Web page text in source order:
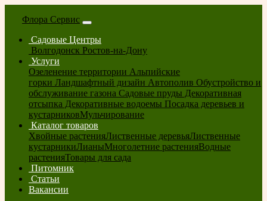
Флора Сервис
Садовые Центры
Волгодонск Ростов-на-Дону
Услуги
Озеленение территории Альпийские
горки Ландшафтный дизайн Автополив Обустройство и
обслуживание газона Садовые пруды Декоративная
отсыпка Декоративные водоемы Посадка деревьев и
кустарниковМульчирование
Каталог товаров
Хвойные растенияЛиственные деревьяЛиственные
кустарникиЛианыМноголетние растенияВодные
растенияТовары для сада
Питомник
Статьи
Вакансии